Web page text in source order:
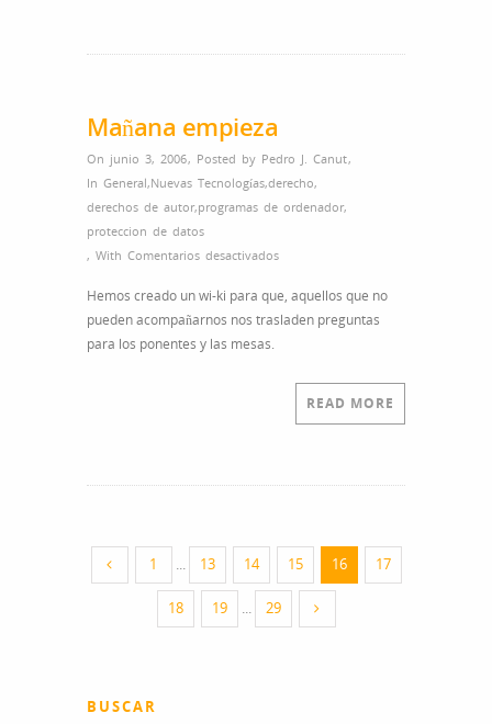
Mañana empieza
On junio 3, 2006, Posted by Pedro J. Canut,
In General,Nuevas Tecnologías,derecho,
derechos de autor,programas de ordenador,
proteccion de datos
, With Comentarios desactivadosen
empieza
Hemos creado un wi-ki para que, aquellos que no
pueden acompañarnos nos trasladen preguntas
para los ponentes y las mesas.
READ MORE
1 ... 13 14 15 16 17
18 19 ... 29
BUSCAR